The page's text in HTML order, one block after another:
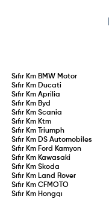
Sıfır Km BMW Motor
Sıfır Km Ducati
Sıfır KmAprilia
Sıfır Km Byd
Sıfır KmScania
Sıfır Km Ktm
Sıfır Km
Triumph
Sıfır Km DS Automobiles
Sıfır Km Ford Kamyon
Sıfır Km Kawasaki
Sıfır KmSkoda
Sıfır Km Land Rover
Sıfır KmCFMOTO
Sıfır Km Hongqı